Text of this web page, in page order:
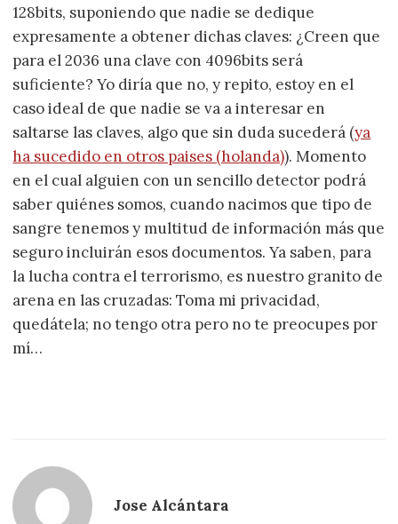
128bits, suponiendo que nadie se dedique
expresamente a obtener dichas claves: ¿Creen que
para el 2036 una clave con 4096bits será
suficiente? Yo diría que no, y repito, estoy en el
caso ideal de que nadie se va a interesar en
saltarse las claves, algo que sin duda sucederá (ya
ha sucedido en otros paises (holanda)). Momento
en el cual alguien con un sencillo detector podrá
saber quiénes somos, cuando nacimos que tipo de
sangre tenemos y multitud de información más que
seguro incluirán esos documentos. Ya saben, para
la lucha contra el terrorismo, es nuestro granito de
arena en las cruzadas: Toma mi privacidad,
quedátela; no tengo otra pero no te preocupes por
mí…
Jose Alcántara